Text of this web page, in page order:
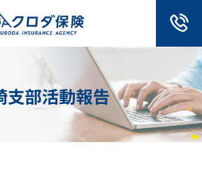
支部活動報告